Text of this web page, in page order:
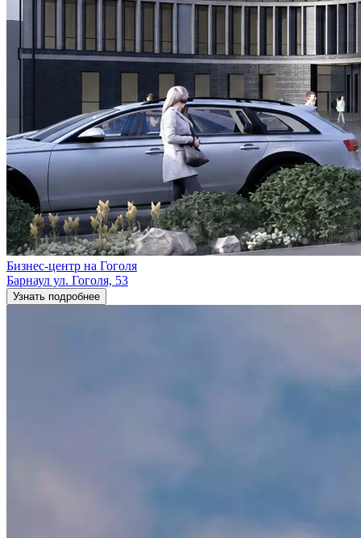
Бизнес-центр на Гоголя
Барнаул ул. Гоголя, 53
Узнать подробнее